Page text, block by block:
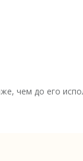
чем до его